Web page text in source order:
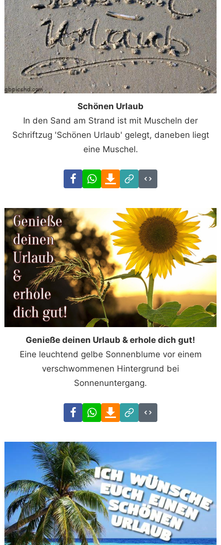
Schönen Urlaub
In den Sand am Strand ist mit Muscheln der
Schriftzug 'Schönen Urlaub' gelegt, daneben liegt
eine Muschel.
FacebookWhatsAppDownload
Link
Code
Genieße deinen Urlaub & erhole dich gut!
Eine leuchtend gelbe Sonnenblume vor einem
verschwommenen Hintergrund bei
Sonnenuntergang.
FacebookWhatsAppDownload
Link
Code